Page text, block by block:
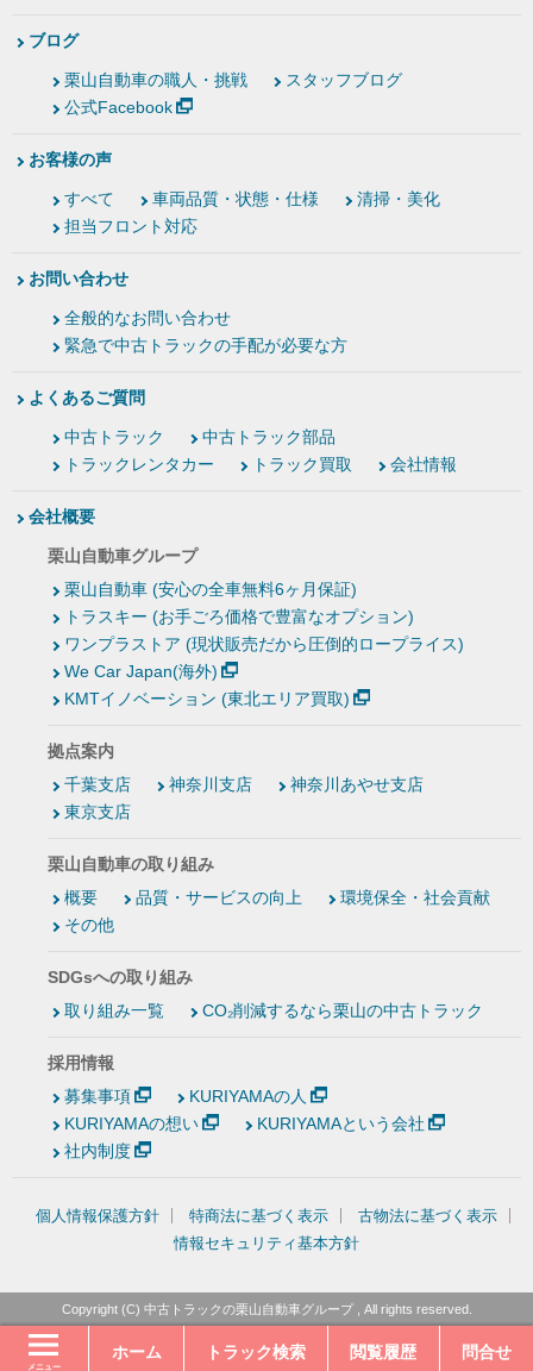
メニュー
ホーム トラック検索 閲覧履歴 問合せ
ブログ
栗山自動車の職人・挑戦
スタッフブログ
公式Facebook
お客様の声
すべて 車両品質・状態・仕様
清掃・美化
担当フロント対応
お問い合わせ
全般的なお問い合わせ
緊急で中古トラックの手配が必要な方
よくあるご質問
中古トラック
中古トラック部品
トラックレンタカー
トラック買取 会社情報
会社概要
栗山自動車グループ
栗山自動車 (安心の全車無料6ヶ月保証)
トラスキー (お手ごろ価格で豊富なオプション)
ワンプラストア (現状販売だから圧倒的ロープライス)
We Car Japan(海外)
KMTイノベーション (東北エリア買取)
拠点案内
千葉支店
神奈川支店
神奈川あやせ支店
東京支店
栗山自動車の取り組み
概要
品質・サービスの向上
環境保全・社会貢献
その他
SDGsへの取り組み
取り組み一覧
CO₂削減するなら栗山の中古トラック
採用情報
募集事項
KURIYAMAの人
KURIYAMAの想い
KURIYAMAという会社
社内制度
個人情報保護方針 特商法に基づく表示
古物法に基づく表示
情報セキュリティ基本方針
Copyright (C) 中古トラックの栗山自動車グループ, All rights reserved.